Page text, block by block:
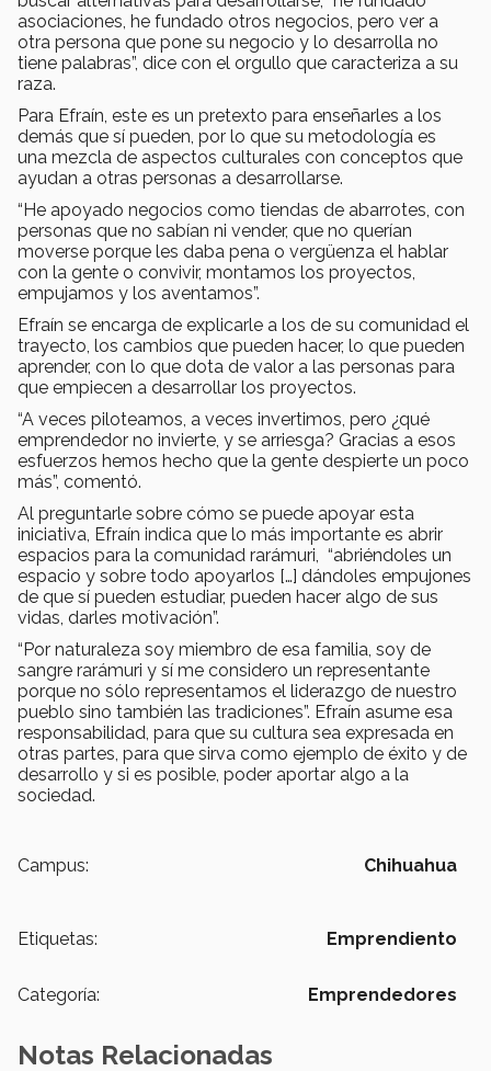
asociaciones, he fundado otros negocios, pero ver a
otra persona que pone su negocio y lo desarrolla no
tiene palabras”, dice con el orgullo que caracteriza a su
raza.
Para Efraín, este es un pretexto para enseñarles a los
demás que sí pueden, por lo que su metodología es
una mezcla de aspectos culturales con conceptos que
ayudan a otras personas a desarrollarse.
“He apoyado negocios como tiendas de abarrotes, con
personas que no sabían ni vender, que no querían
moverse porque les daba pena o vergüenza el hablar
con la gente o convivir, montamos los proyectos,
empujamos y los aventamos”.
Efraín se encarga de explicarle a los de su comunidad el
trayecto, los cambios que pueden hacer, lo que pueden
aprender, con lo que dota de valor a las personas para
que empiecen a desarrollar los proyectos.
“A veces piloteamos, a veces invertimos, pero ¿qué
emprendedor no invierte, y se arriesga? Gracias a esos
esfuerzos hemos hecho que la gente despierte un poco
más”, comentó.
Al preguntarle sobre cómo se puede apoyar esta
iniciativa, Efraín indica que lo más importante es abrir
espacios para la comunidad rarámuri, “abriéndoles un
espacio y sobre todo apoyarlos […] dándoles empujones
de que sí pueden estudiar, pueden hacer algo de sus
vidas, darles motivación”.
“Por naturaleza soy miembro de esa familia, soy de
sangre rarámuri y sí me considero un representante
porque no sólo representamos el liderazgo de nuestro
pueblo sino también las tradiciones”. Efraín asume esa
responsabilidad, para que su cultura sea expresada en
otras partes, para que sirva como ejemplo de éxito y de
desarrollo y si es posible, poder aportar algo a la
sociedad.
Campus: Chihuahua
Etiquetas: Emprendiento
Categoría: Emprendedores
Notas Relacionadas